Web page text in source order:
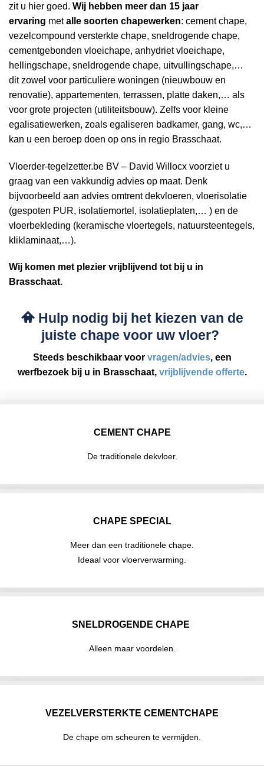
zit u hier goed. Wij hebben meer dan 15 jaar
ervaring metalle soorten chapewerken: cement chape,
vezelcompound versterkte chape, sneldrogende chape,
cementgebonden vloeichape, anhydriet vloeichape,
hellingschape, sneldrogende chape, uitvullingschape,…
dit zowel voor particuliere woningen (nieuwbouw en
renovatie), appartementen, terrassen, platte daken,… als
voor grote projecten (utiliteitsbouw). Zelfs voor kleine
egalisatiewerken, zoals egaliseren badkamer, gang, wc,…
kan u een beroep doen op ons in regio Brasschaat.
Vloerder-tegelzetter.be BV – David Willocx voorziet u
graag van een vakkundig advies op maat. Denk
bijvoorbeeld aan advies omtrent dekvloeren, vloerisolatie
(gespoten PUR, isolatiemortel, isolatieplaten,… ) en de
vloerbekleding (keramische vloertegels, natuursteentegels,
kliklaminaat,…).
Wij komen met plezier vrijblijvend tot bij u in
Brasschaat.
Hulp nodig bij het kiezen van de
juiste chape voor uw vloer?
Steeds beschikbaar voor vragen/advies, een
werfbezoek bij u in Brasschaat, vrijblijvende offerte.
CEMENT CHAPE
De traditionele dekvloer.
CHAPE SPECIAL
Meer dan een traditionele chape.
Ideaal voor vloerverwarming.
SNELDROGENDE CHAPE
Alleen maar voordelen.
VEZELVERSTERKTE CEMENTCHAPE
De chape om scheuren te vermijden.